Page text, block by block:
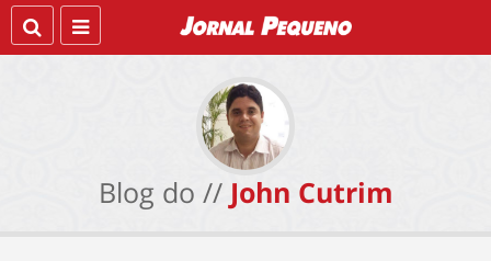
Blog do // John Cutrim